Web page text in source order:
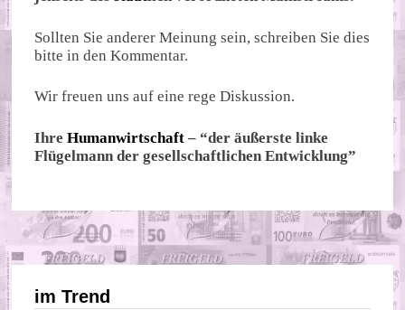
Sollten Sie anderer Meinung sein, schreiben Sie dies
bitte in den Kommentar.
Wir freuen uns auf eine rege Diskussion.
IhreHumanwirtschaft – “der äußerste linke
Flügelmann der gesellschaftlichen Entwicklung”
im Trend